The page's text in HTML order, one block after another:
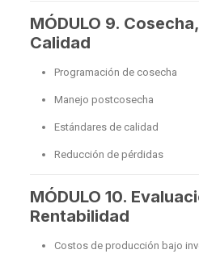
MÓDULO 9.
Calidad
Programación de cosecha
Manejo postcosecha
Estándares de calidad
Reducción de pérdidas
MÓDULO 10.
Rentabilidad
Costos de producción bajo